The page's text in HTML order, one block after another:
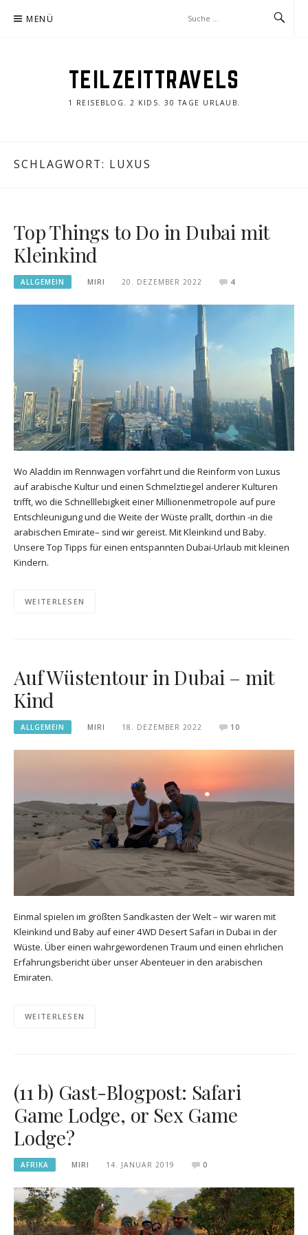
Inhalt MENÜ
TEILZEITTRAVELS
1 REISEBLOG. 2 KIDS. 30 TAGE URLAUB.
SCHLAGWORT: LUXUS
Top Things to Do in Dubai mit
Kleinkind
ALLGEMEIN MIRI 20. DEZEMBER 2022 4
Wo Aladdin im Rennwagen vorfährt und die Reinform von Luxus
auf arabische Kultur und einen Schmelztiegel anderer Kulturen
trifft, wo die Schnelllebigkeit einer Millionenmetropole auf pure
Entschleunigung und die Weite der Wüste prallt, dorthin -in die
arabischen Emirate– sind wir gereist. Mit Kleinkind und Baby.
Unsere Top Tipps für einen entspannten Dubai-Urlaub mit kleinen
Kindern.
WEITERLESEN
Auf Wüstentour in Dubai – mit
Kind
ALLGEMEIN MIRI 18. DEZEMBER 2022 10
Einmal spielen im größten Sandkasten der Welt – wir waren mit
Kleinkind und Baby auf einer 4WD Desert Safari in Dubai in der
Wüste. Über einen wahrgewordenen Traum und einen ehrlichen
Erfahrungsbericht über unser Abenteuer in den arabischen
Emiraten.
WEITERLESEN
(11 b) Gast-Blogpost: Safari
Game Lodge, or Sex Game
Lodge?
AFRIKA MIRI 14. JANUAR 2019 0